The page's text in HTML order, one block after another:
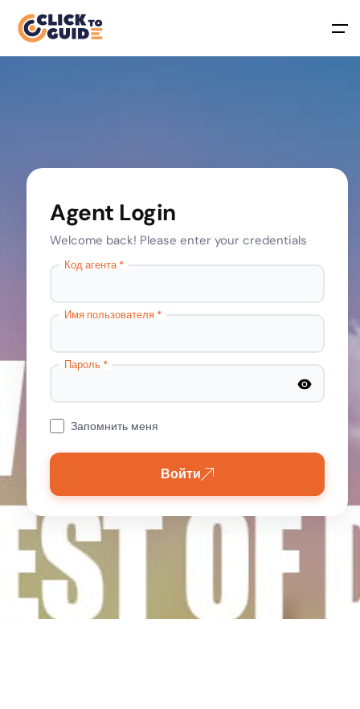
Skip to content
Agent Login
Welcome back! Please enter your credentials
Код агента *
Имя пользователя *
Пароль *
Запомнить меня
Войти